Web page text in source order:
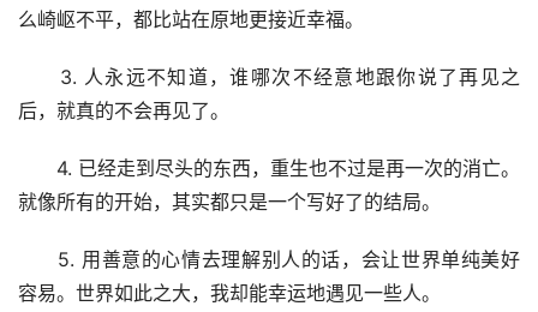
么崎岖不平，都比站在原地更接近幸福。
3. 人永远不知道，谁哪次不经意地跟你说了再见之
后，就真的不会再见了。
4. 已经走到尽头的东西，重生也不过是再一次的消亡。
就像所有的开始，其实都只是一个写好了的结局。
5. 用善意的心情去理解别人的话，会让世界单纯美好
容易。世界如此之大，我却能幸运地遇见一些人。